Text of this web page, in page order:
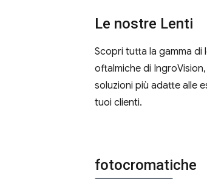
Le nostre Lenti
Scopri tutta la gamma di
oftalmiche di
soluzioni più adatte alle
tuoi clienti.
fotocromatiche